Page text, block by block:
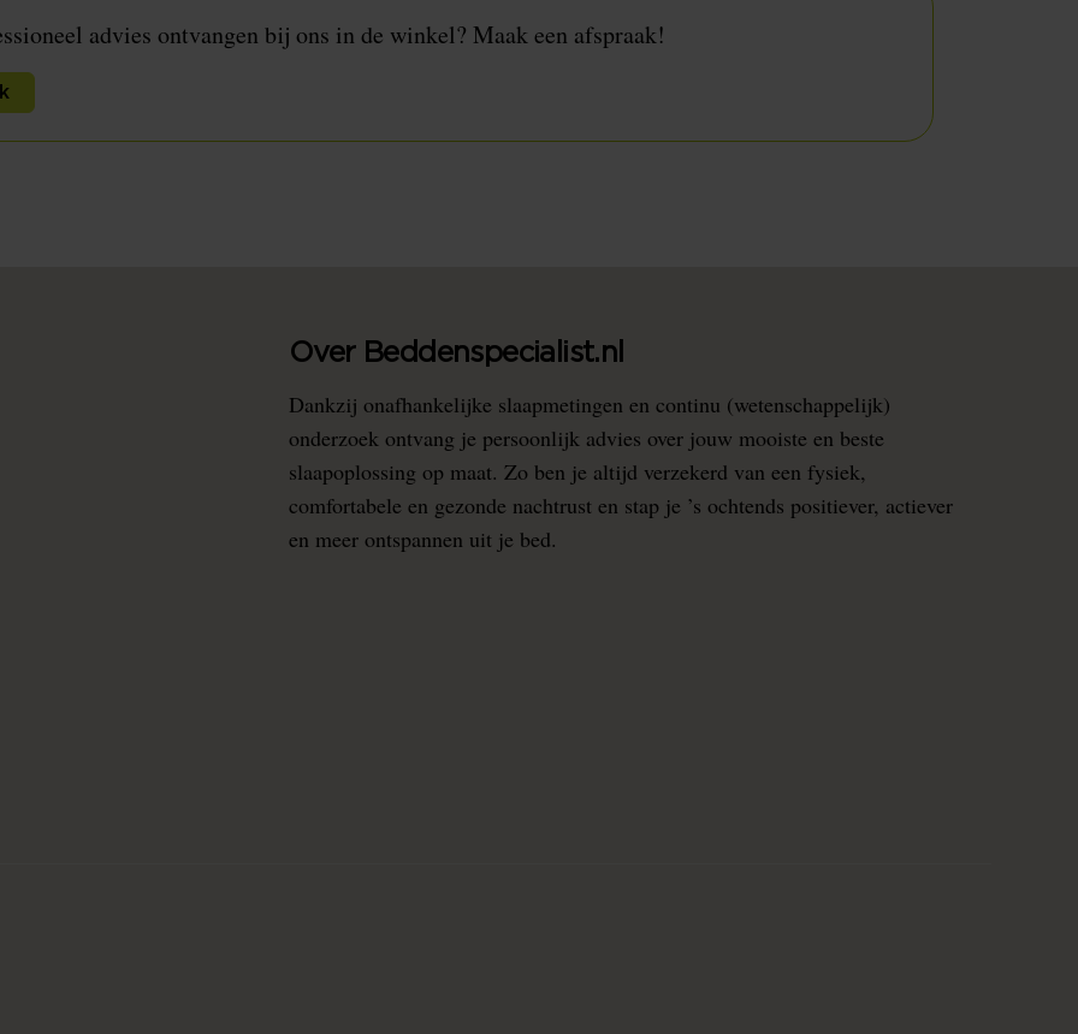
advies ontvangen bij ons in de winkel? Maak een afspraak!
Over Beddenspecialist.nl
Dankzij onafhankelijke slaapmetingen en continu (wetenschappelijk)
onderzoek ontvang je persoonlijk advies over jouw mooiste en beste
slaapoplossing op maat. Zo ben je altijd verzekerd van een fysiek,
comfortabele en gezonde nachtrust en stap je ’s ochtends positiever, actiever
en meer ontspannen uit je bed.